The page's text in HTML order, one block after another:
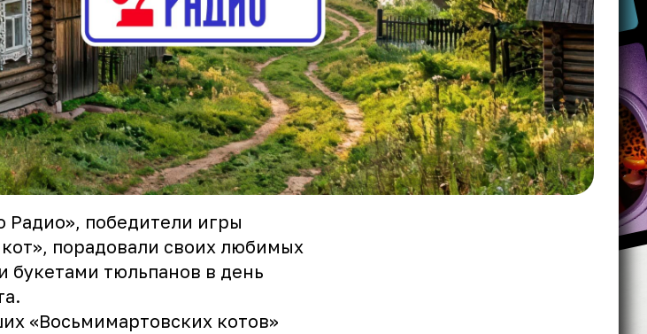
Радио», победители игры
порадовали своих любимых
тюльпанов в день
«Восьмимартовских котов»